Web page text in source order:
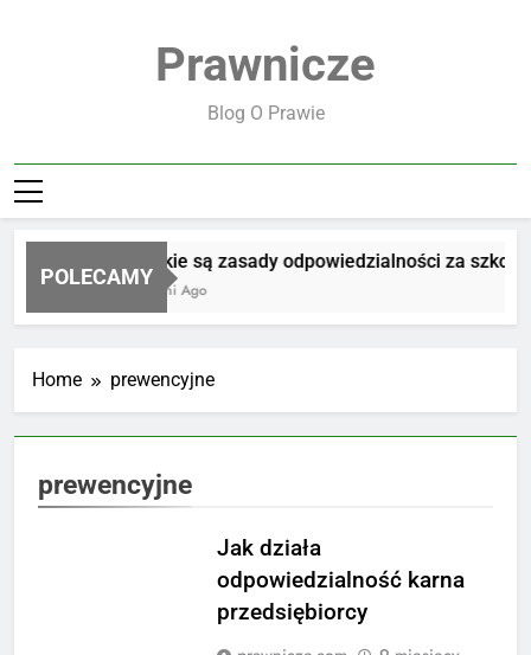
Prawnicze
Blog O Prawie
POLECAMY
Jakie są zasady odpowiedzialności za szkodę
3 Dni Ago
Home prewencyjne
prewencyjne
Jak działa
odpowiedzialność karna
przedsiębiorcy